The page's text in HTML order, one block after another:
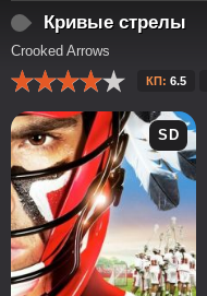
Кривые стрелы
Crooked Arrows
КП: 6.5
SD